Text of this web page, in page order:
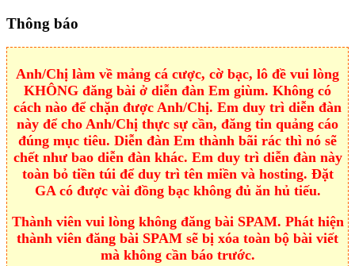
Thông báo
Anh/Chị làm về mảng cá cược, cờ bạc, lô đề vui lòng
KHÔNG đăng bài ở diễn đàn Em giùm. Không có
cách nào để chặn được Anh/Chị. Em duy trì diễn đàn
này để cho Anh/Chị thực sự cần, đăng tin quảng cáo
đúng mục tiêu. Diễn đàn Em thành bãi rác thì nó sẽ
chết như bao diễn đàn khác. Em duy trì diễn đàn này
toàn bỏ tiền túi để duy trì tên miền và hosting. Đặt
GA có được vài đồng bạc không đủ ăn hủ tiếu.
Thành viên vui lòng không đăng bài SPAM. Phát hiện
thành viên đăng bài SPAM sẽ bị xóa toàn bộ bài viết
mà không cần báo trước.